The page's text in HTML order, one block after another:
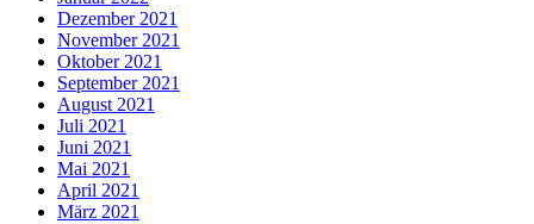
Dezember 2021
November 2021
Oktober 2021
September 2021
August 2021
Juli 2021
Juni 2021
Mai 2021
April 2021
März 2021